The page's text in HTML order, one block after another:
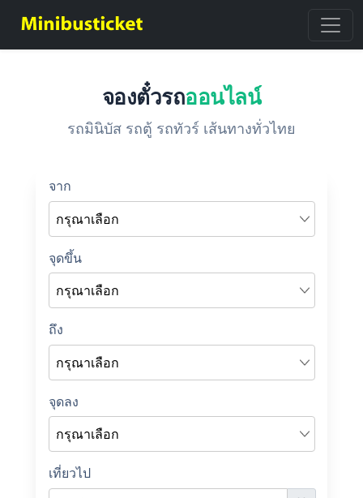
จองตั๋วรถออนไลน์
รถมินิบัส รถตู้ รถทัวร์ เส้นทางทั่วไทย